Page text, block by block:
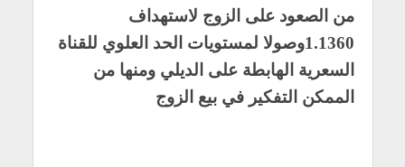
من الصعود على الزوج لاستهداف
1.1360وصولا لمستويات الحد العلوي للقناة
السعرية الهابطة على الديلي ومنها من
الممكن التفكير في بيع الزوج